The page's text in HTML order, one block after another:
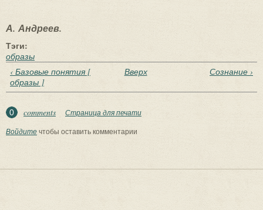
А. Андреев.
Тэги:
образы
‹ Базовые понятия [
образы ]
Вверх Сознание ›
0 comments
Страница для печати
Войдитечтобы оставить комментарии